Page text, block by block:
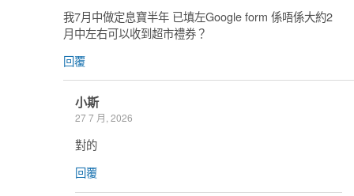
我7月中做定息寶半年 已填左Google form 係唔係大約2
月中左右可以收到超市禮券？
回覆
小斯
27 7 月, 2026
對的
回覆